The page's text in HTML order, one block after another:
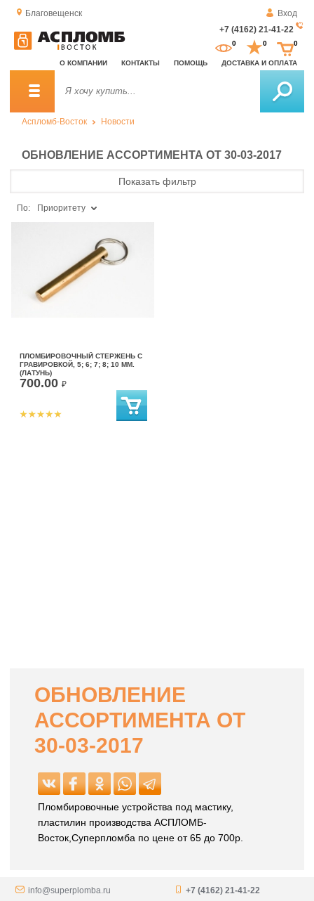
Благовещенск
Вход
+7 (4162) 21-41-22
О КОМПАНИИ КОНТАКТЫ ПОМОЩЬ ДОСТАВКА И ОПЛАТА
0 0 0
Аспломб-Восток Новости
ОБНОВЛЕНИЕ АССОРТИМЕНТА ОТ 30-03-2017
Показать фильтр
По: Приоритету
ПЛОМБИРОВОЧНЫЙ СТЕРЖЕНЬ С
ГРАВИРОВКОЙ, 5; 6; 7; 8; 10 ММ.
(ЛАТУНЬ)
700.00 ₽
ОБНОВЛЕНИЕ
АССОРТИМЕНТА ОТ
30-03-2017
Пломбировочные устройства под мастику,
пластилин производства АСПЛОМБ-
Восток,Суперпломба по цене от 65 до 700р.
info@superplomba.ru +7 (4162) 21-41-22